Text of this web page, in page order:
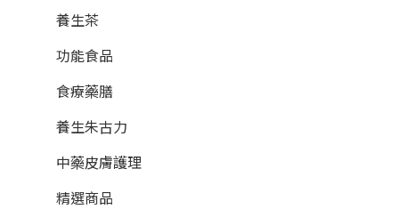
養生茶
功能食品
食療藥膳
養生朱古力
中藥皮膚護理
精選商品